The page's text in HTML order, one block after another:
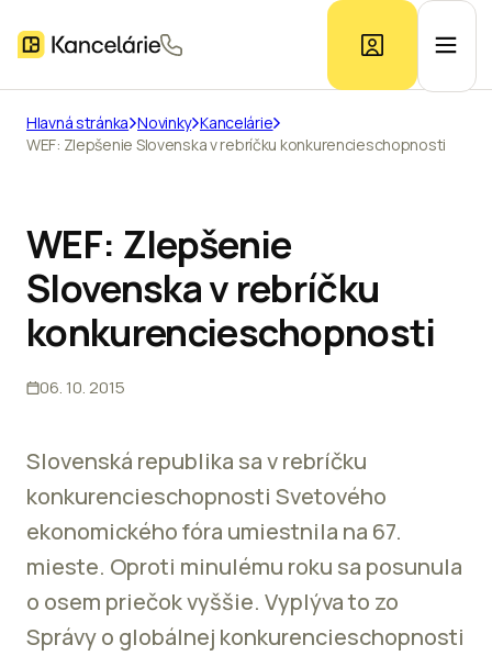
Ponuka kancelárií
Kontakt
Hlavná stránka Novinky Kancelárie
WEF: Zlepšenie Slovenska v rebríčku konkurencieschopnosti
WEF: Zlepšenie
Slovenska v rebríčku
konkurencieschopnosti
06. 10. 2015
Slovenská republika sa v rebríčku
konkurencieschopnosti Svetového
ekonomického fóra umiestnila na 67.
mieste. Oproti minulému roku sa posunula
o osem priečok vyššie. Vyplýva to zo
Správy o globálnej konkurencieschopnosti